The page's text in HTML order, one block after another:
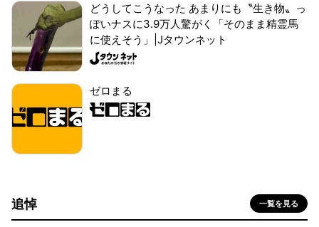
どうしてこうなった あまりにも〝生き物〟っ
ぽいナスに3.9万人驚がく「そのまま精霊馬
に使えそう」|Jタウンネット
ゼロまる
追悼 一覧を見る